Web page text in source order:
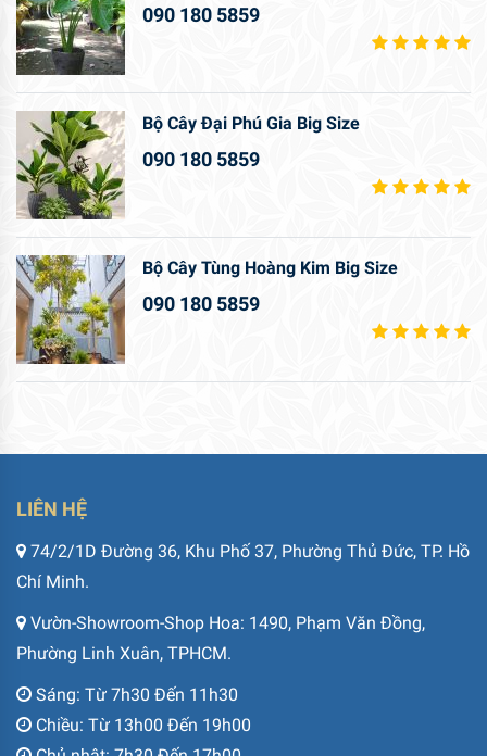
090 180 5859
Bộ Cây Đại Phú Gia Big Size
090 180 5859
Bộ Cây Tùng Hoàng Kim Big Size
090 180 5859
LIÊN HỆ
74/2/1D Đường 36, Khu Phố 37, Phường Thủ Đức, TP. Hồ
Chí Minh.
Vườn-Showroom-Shop Hoa: 1490, Phạm Văn Đồng,
Phường Linh Xuân, TPHCM.
Sáng: Từ 7h30 Đến 11h30
Chiều: Từ 13h00 Đến 19h00